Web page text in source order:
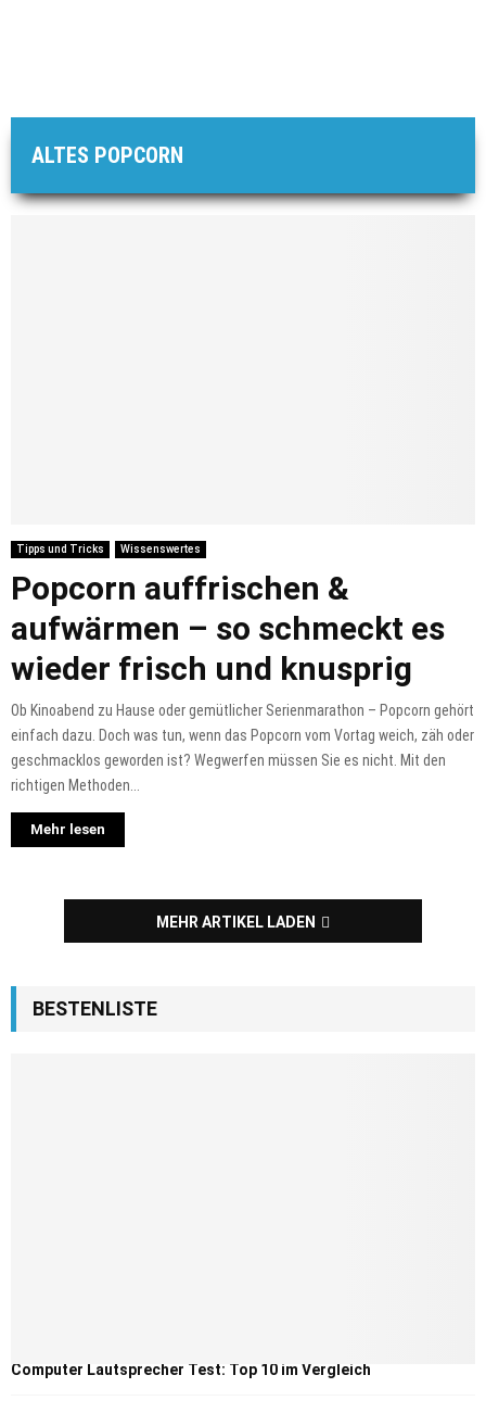
ALTES POPCORN
Tipps und Tricks Wissenswertes
Popcorn auffrischen &
aufwärmen – so schmeckt es
wieder frisch und knusprig
Ob Kinoabend zu Hause oder gemütlicher Serienmarathon – Popcorn gehört
einfach dazu. Doch was tun, wenn das Popcorn vom Vortag weich, zäh oder
geschmacklos geworden ist? Wegwerfen müssen Sie es nicht. Mit den
richtigen Methoden...
Mehr lesen
MEHR ARTIKEL LADEN
BESTENLISTE
Computer Lautsprecher Test: Top 10 im Vergleich